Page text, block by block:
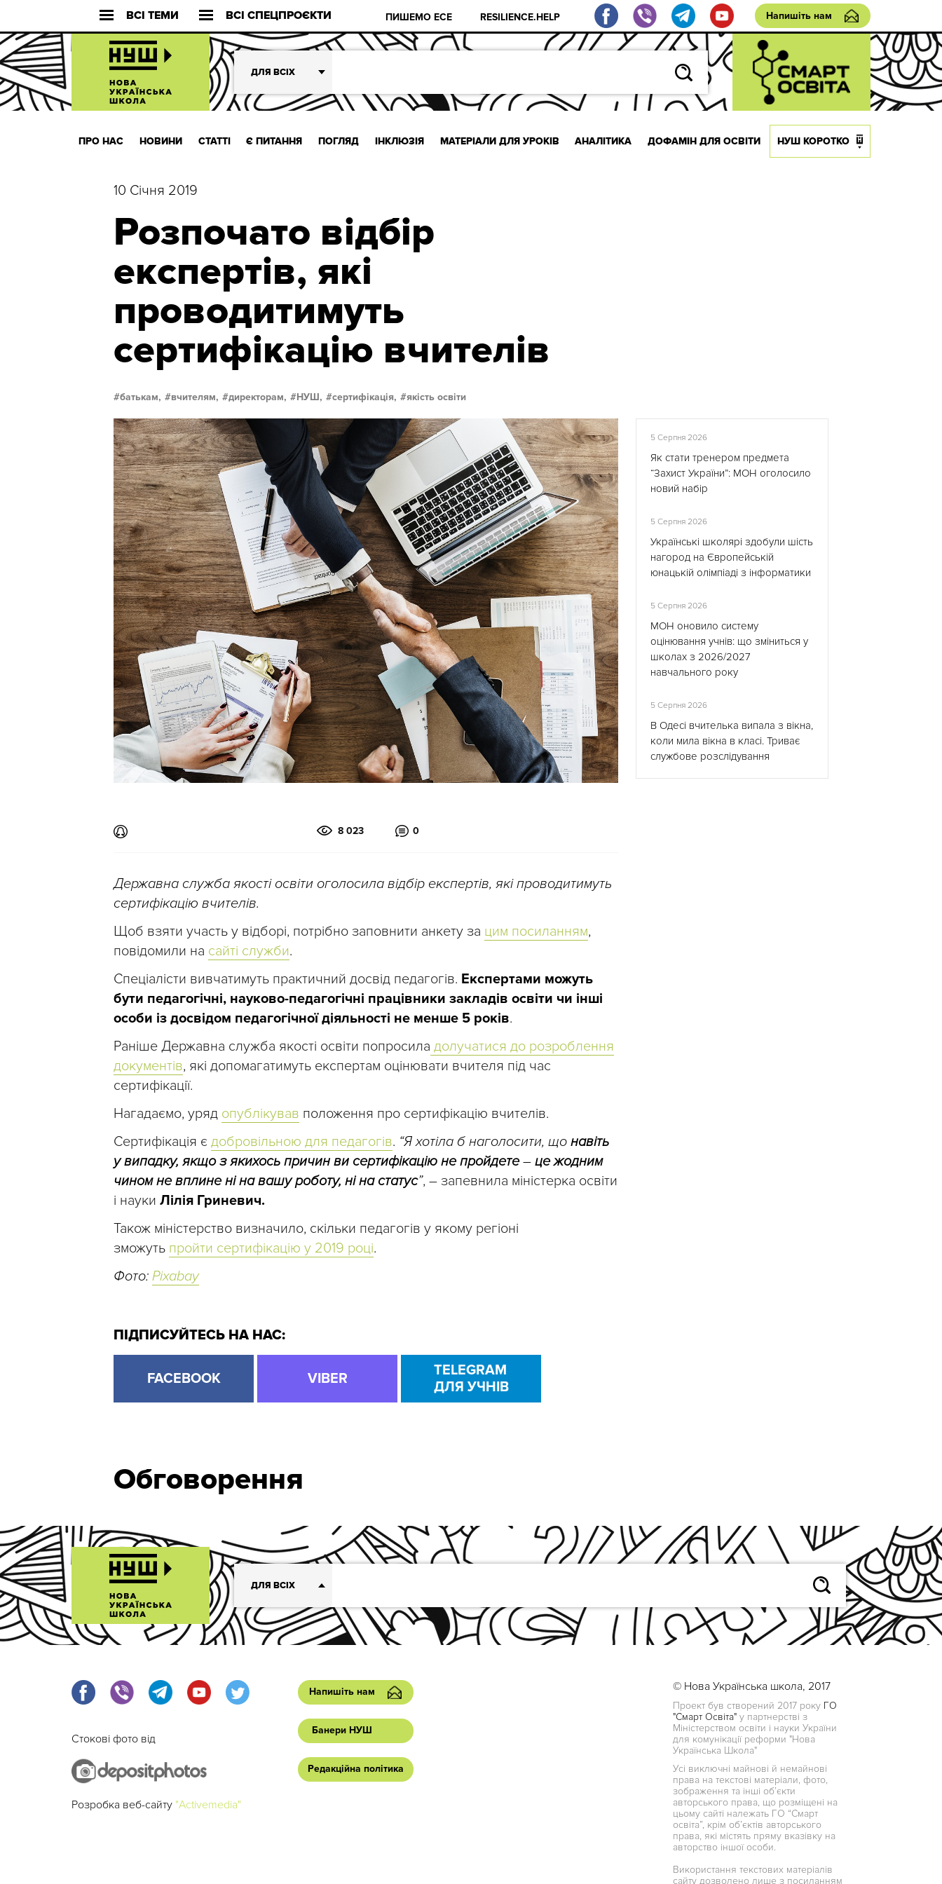
ВСІ ТЕМИ ВСІ СПЕЦПРОЄКТИ ПИШЕМО ЕСЕ RESILIENCE.HELP Напишіть нам
ДЛЯ ВСІХ
ПРО НАС НОВИНИ СТАТТІ Є ПИТАННЯ ПОГЛЯД ІНКЛЮЗІЯ МАТЕРІАЛИ ДЛЯ УРОКІВ АНАЛІТИКА ДОФАМІН ДЛЯ ОСВІТИ НУШ КОРОТКО
10 Січня 2019
Розпочато відбір
експертів, які
проводитимуть
сертифікацію вчителів
батькам, вчителям, директорам, НУШ, сертифікація, якість освіти
8 023 0
Державна служба якості освіти оголосила відбір експертів, які проводитимуть
сертифікацію вчителів.
Щоб взяти участь у відборі, потрібно заповнити анкету за цим посиланням,
повідомили на сайті служби.
Спеціалісти вивчатимуть практичний досвід педагогів. Експертами можуть
бути педагогічні, науково-педагогічні працівники закладів освіти чи інші
особи із досвідом педагогічної діяльності не менше 5 років.
Раніше Державна служба якості освіти попросила долучатися до розроблення
документів, які допомагатимуть експертам оцінювати вчителя під час
сертифікації.
Нагадаємо, уряд опублікував положення про сертифікацію вчителів.
Сертифікація є добровільною для педагогів. “Я хотіла б наголосити, що навіть
у випадку, якщо з якихось причин ви сертифікацію не пройдете– це жодним
чином не вплине ні на вашу роботу, ні на статус”, – запевнила міністерка освіти
і науки Лілія Гриневич.
Також міністерство визначило, скільки педагогів у якому регіоні
зможуть пройти сертифікацію у 2019 році.
Фото: Pixabay
ПІДПИСУЙТЕСЬ НА НАС:
FACEBOOK VIBER
TELEGRAM
ДЛЯ УЧНІВ
5 Серпня 2026
Як стати тренером предмета
“Захист України”: МОН оголосило
новий набір
5 Серпня 2026
Українські школярі здобули шість
нагород на Європейській
юнацькій олімпіаді з інформатики
5 Серпня 2026
МОН оновило систему
оцінювання учнів: що зміниться у
школах з 2026/2027
навчального року
5 Серпня 2026
В Одесі вчителька випала з вікна,
коли мила вікна в класі. Триває
службове розслідування
Обговорення
ДЛЯ ВСІХ
Стокові фото від
Розробка веб-сайту "Activemedia"
Напишіть нам
Банери НУШ
Редакційна політика
© Нова Українська школа, 2017
Проект був створений 2017 року ГО
"Смарт Освіта" у партнерстві з
Міністерством освіти і науки України
для комунікації реформи "Нова
Українська Школа"
Усі виключні майнові й немайнові
права на текстові матеріали, фото,
зображення та інші об’єкти
авторського права, що розміщені на
цьому сайті належать ГО “Смарт
освіта”, крім об’єктів авторського
права, які містять пряму вказівку на
авторство іншої особи.
Використання текстових матеріалів
сайту дозволено лише з посиланням